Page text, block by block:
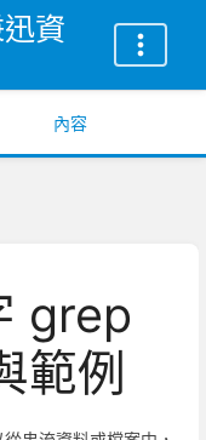
資
內容
grep
範例